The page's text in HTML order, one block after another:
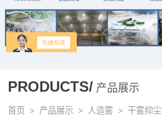
PRODUCTS/ 产品展示
首页 > 产品展示 > 人造雾 >干雾抑尘